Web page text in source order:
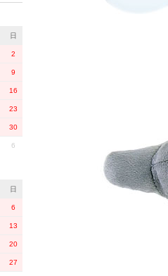
日
2
9
16
23
30
6
日
6
13
20
27